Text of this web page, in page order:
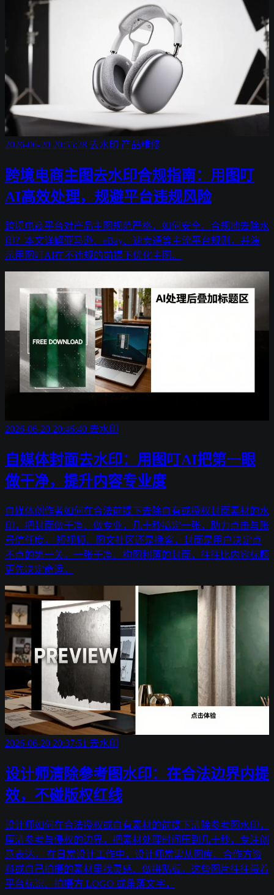
2026-06-20 20:55:28 去水印 产品精修
跨境电商主图去水印合规指南：用图叮
AI高效处理，规避平台违规风险
跨境电商平台对产品主图规范严格，如何安全、合规地去除水
印？本文详解亚马逊、eBay、速卖通等主流平台规则，并演
示用图叮AI在不违规的前提下优化主图。
2026-06-20 20:46:40 去水印
自媒体封面去水印：用图叮AI把第一眼
做干净，提升内容专业度
自媒体创作者如何在合法前提下去除自有或授权封面素材的水
印，把封面做干净、做专业，几十秒搞定一张，助力点击与账
号信任度。 短视频、图文社区还是播客，封面是用户决定点
不点的第一关。一张干净、构图利落的封面，往往比内容标题
更先决定命运。
2026-06-20 20:37:51 去水印
设计师清除参考图水印：在合法边界内提
效，不碰版权红线
设计师如何在合法授权或自有素材的前提下清除参考图水印，
厘清参考与侵权的边界，把素材处理时间压到几十秒，专注创
意表达。 在日常设计工作中，设计师常需从图库、合作方资
料或自己拍摄的素材里找灵感、做拼贴板。这些图片往往带着
平台标识、拍摄方 LOGO 或角落文字，